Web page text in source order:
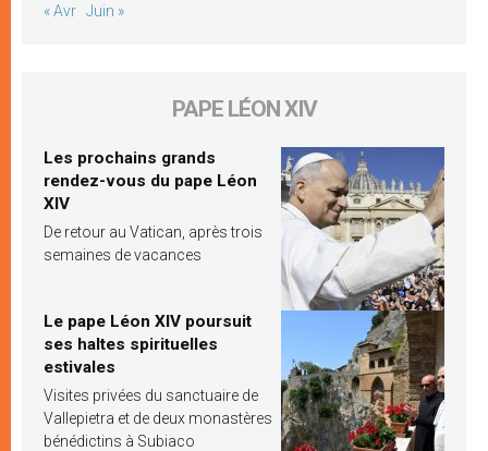
« Avr Juin »
PAPE LÉON XIV
Les prochains grands
rendez-vous du pape Léon
XIV
De retour au Vatican, après trois
semaines de vacances
Le pape Léon XIV poursuit
ses haltes spirituelles
estivales
Visites privées du sanctuaire de
Vallepietra et de deux monastères
bénédictins à Subiaco